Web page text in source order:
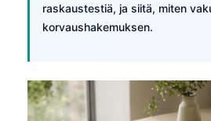
raskaustestiä, ja siitä, miten
korvaushakemuksen.